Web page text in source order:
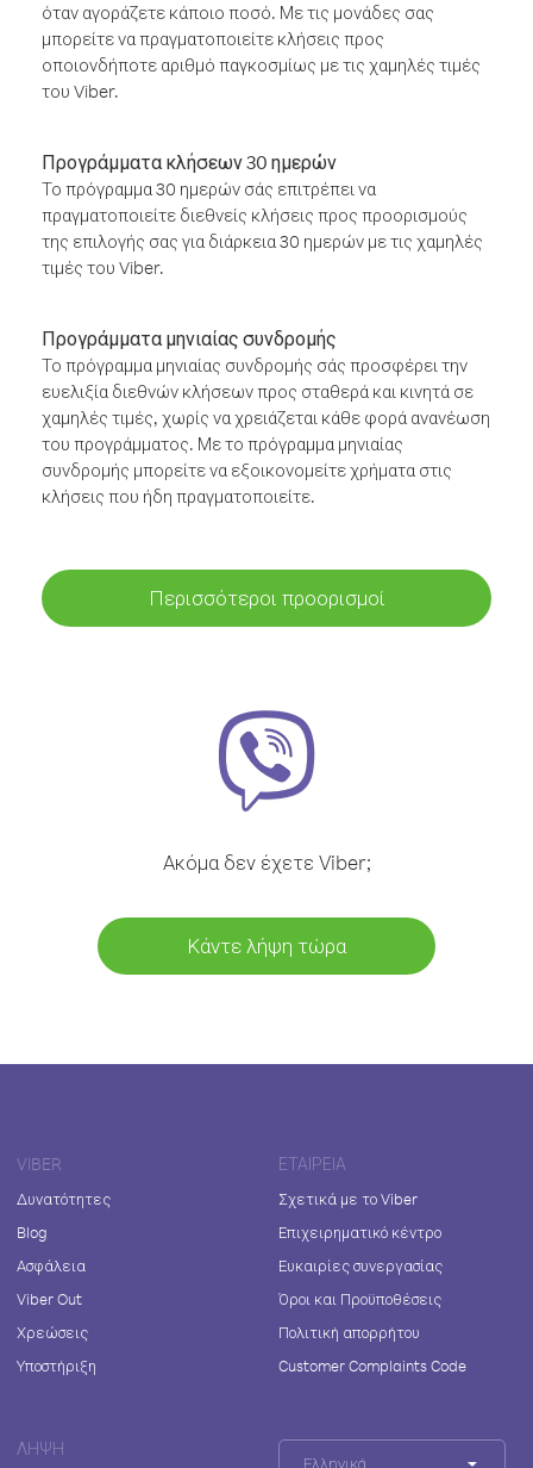
όταν αγοράζετε κάποιο ποσό. Με τις μονάδες σας
μπορείτε να πραγματοποιείτε κλήσεις προς
οποιονδήποτε αριθμό παγκοσμίως με τις χαμηλές τιμές
του Viber.
Προγράμματα κλήσεων 30 ημερών
Το πρόγραμμα 30 ημερών σάς επιτρέπει να
πραγματοποιείτε διεθνείς κλήσεις προς προορισμούς
της επιλογής σας για διάρκεια 30 ημερών με τις χαμηλές
τιμές του Viber.
Προγράμματα μηνιαίας συνδρομής
Το πρόγραμμα μηνιαίας συνδρομής σάς προσφέρει την
ευελιξία διεθνών κλήσεων προς σταθερά και κινητά σε
χαμηλές τιμές, χωρίς να χρειάζεται κάθε φορά ανανέωση
του προγράμματος. Με το πρόγραμμα μηνιαίας
συνδρομής μπορείτε να εξοικονομείτε χρήματα στις
κλήσεις που ήδη πραγματοποιείτε.
Περισσότεροι προορισμοί
Ακόμα δεν έχετε Viber;
Κάντε λήψη τώρα
VIBER
Δυνατότητες
Blog
Ασφάλεια
Viber Out
Χρεώσεις
Υποστήριξη
ΕΤΑΙΡΕΊΑ
Σχετικά με το Viber
Επιχειρηματικό κέντρο
Ευκαιρίες συνεργασίας
Όροι και Προϋποθέσεις
Πολιτική απορρήτου
Customer Complaints Code
ΛΉΨΗ
Ελληνικά